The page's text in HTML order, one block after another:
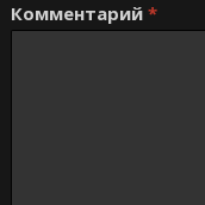
Комментарий *